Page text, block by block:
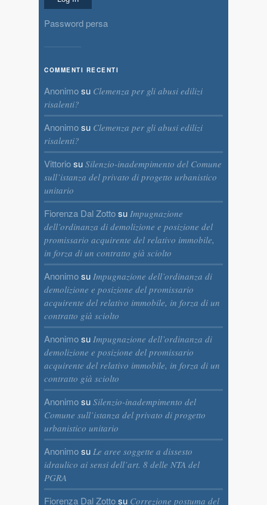
Password persa
COMMENTI RECENTI
Anonimosu Clemenza per gli abusi edilizi
risalenti?
Anonimosu Clemenza per gli abusi edilizi
risalenti?
Vittoriosu Silenzio-inadempimento del Comune
sull’istanza del privato di progetto urbanistico
unitario
Fiorenza Dal Zottosu Impugnazione
dell’ordinanza di demolizione e posizione del
promissario acquirente del relativo immobile,
in forza di un contratto già sciolto
Anonimosu Impugnazione dell’ordinanza di
demolizione e posizione del promissario
acquirente del relativo immobile, in forza di un
contratto già sciolto
Anonimosu Impugnazione dell’ordinanza di
demolizione e posizione del promissario
acquirente del relativo immobile, in forza di un
contratto già sciolto
Anonimosu Silenzio-inadempimento del
Comune sull’istanza del privato di progetto
urbanistico unitario
Anonimosu Le aree soggette a dissesto
idraulico ai sensi dell’art. 8 delle NTA del
PGRA
Fiorenza Dal Zottosu Correzione postuma del